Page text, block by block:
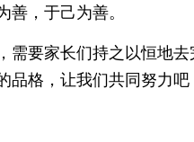
，于己为善。
需要家长们持之以恒地
格，让我们共同努力